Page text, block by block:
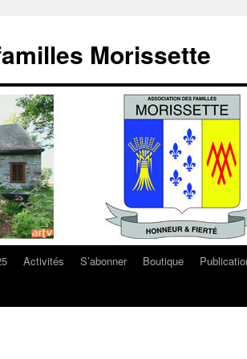
Morissette
Activités S’abonner Boutique